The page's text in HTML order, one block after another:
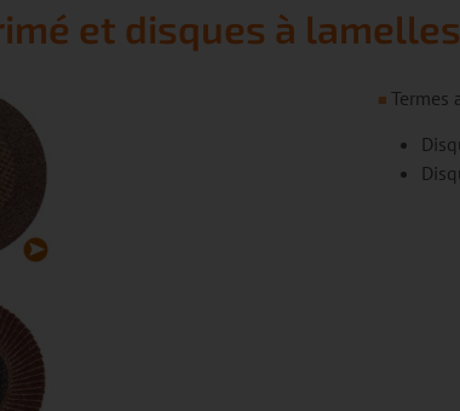
et disques à lamelles
■ Termes